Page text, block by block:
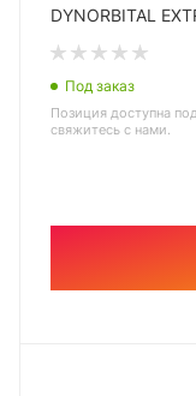
DYNORBITAL
Под заказ
Позиция доступна
свяжитесь с нами.